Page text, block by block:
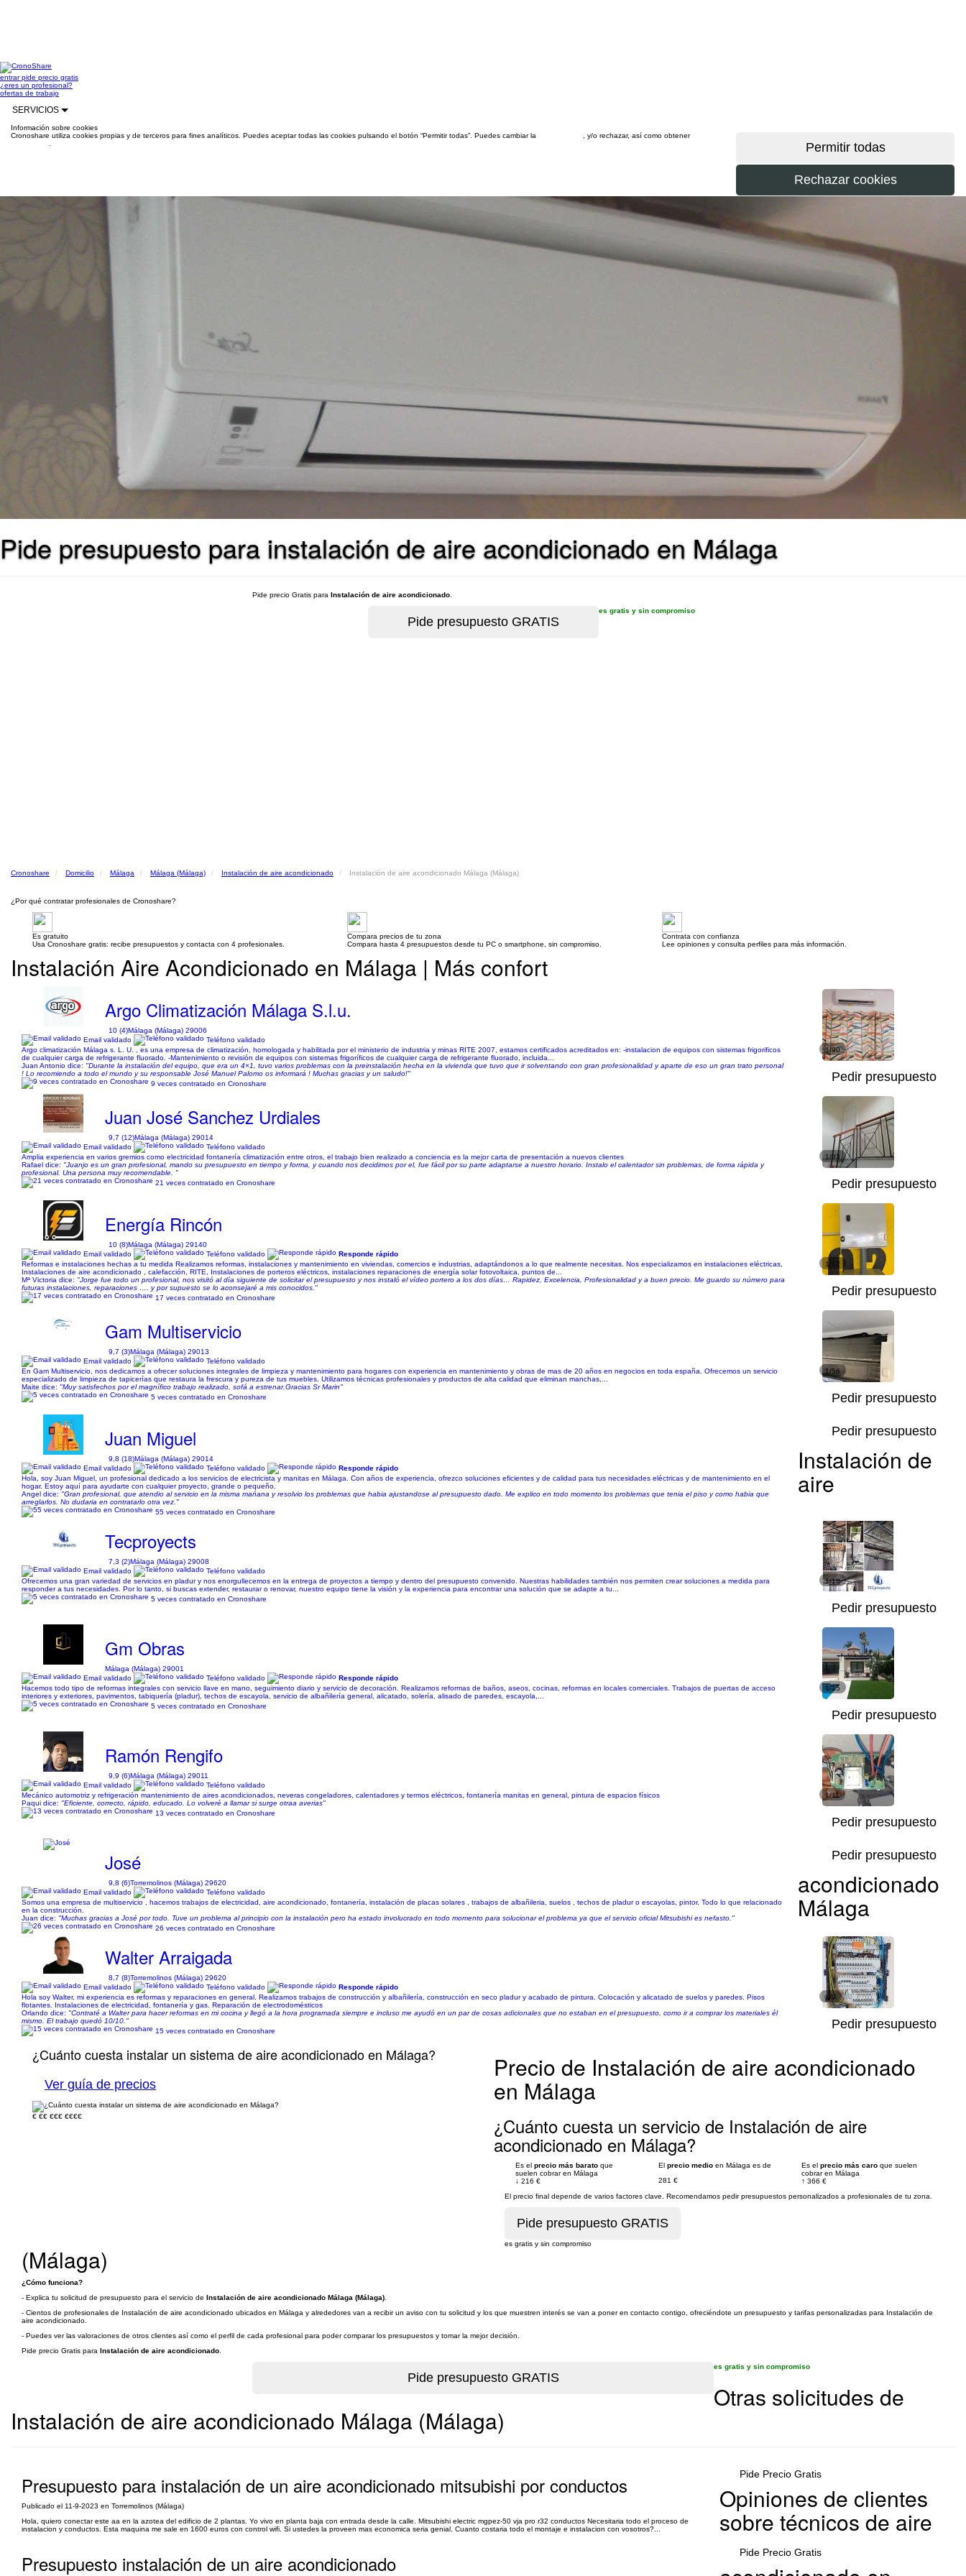
entrarpide precio gratis
¿eres un profesional?
ofertas de trabajo
SERVICIOS
Información sobre cookies
Cronoshare utiliza cookies propias y de terceros para fines analíticos. Puedes aceptar todas las cookies pulsando el botón “Permitir todas”. Puedes cambiar la
, y/o rechazar, así como obtener
Pide presupuesto para instalación de aire acondicionado en Málaga
Pide precio Gratis para Instalación de aire acondicionado
es gratis y sin compromiso
Cronoshare Domicilio Málaga Málaga (Málaga) Instalación de aire acondicionado Instalación de aire acondicionado Málaga (Málaga)
¿Por qué contratar profesionales de Cronoshare?
Es gratuito
Usa Cronoshare gratis: recibe presupuestos y contacta con 4 profesionales.
Compara precios de tu zona
Compara hasta 4 presupuestos desde tu PC o smartphone, sin compromiso.
Contrata con confianza
Lee opiniones y consulta perfiles para más información.
Instalación Aire Acondicionado en Málaga | Más confort
Argo Climatización Málaga S.l.u.
10 (4)Málaga (Málaga) 29006
Email validado
Teléfono validado
Argo climatización Málaga s. L. U. , es una empresa de climatización, homologada y habilitada por el ministerio de industria y minas RITE 2007, estamos certificados acreditados en: -instalacion de equipos con sistemas frigorificos
de cualquier carga de refrigerante fluorado. -Mantenimiento o revisión de equipos con sistemas frigoríficos de cualquier carga de refrigerante fluorado, incluida...
Juan Antonio dice: "Durante la instalación del equipo, que era un 4×1, tuvo varios problemas con la preinstalación hecha en la vivienda que tuvo que ir solventando con gran profesionalidad y aparte de eso un gran trato personal
! Lo recomiendo a todo el mundo y su responsable José Manuel Palomo os informará ! Muchas gracias y un saludo!"
9 veces contratado en Cronoshare
1/90
Pedir presupuesto
Juan José Sanchez Urdiales
9,7 (12)Málaga (Málaga) 29014
Email validado
Teléfono validado
Amplia experiencia en varios gremios como electricidad fontanería climatización entre otros, el trabajo bien realizado a conciencia es la mejor carta de presentación a nuevos clientes
Rafael dice: "Juanjo es un gran profesional, mando su presupuesto en tiempo y forma, y cuando nos decidimos por el, fue fácil por su parte adaptarse a nuestro horario. Instalo el calentador sin problemas, de forma rápida y
profesional. Una persona muy recomendable. "
21 veces contratado en Cronoshare
1/33
Pedir presupuesto
Energía Rincón
10 (8)Málaga (Málaga) 29140
Email validado
Teléfono validado
Responde rápido
Reformas e instalaciones hechas a tu medida Realizamos reformas, instalaciones y mantenimiento en viviendas, comercios e industrias, adaptándonos a lo que realmente necesitas. Nos especializamos en instalaciones eléctricas,
Instalaciones de aire acondicionado , calefacción, RITE, Instalaciones de porteros eléctricos, instalaciones reparaciones de energía solar fotovoltaica, puntos de...
Mª Victoria dice: "Jorge fue todo un profesional, nos visitó al día siguiente de solicitar el presupuesto y nos instaló el vídeo portero a los dos días… Rapidez, Excelencia, Profesionalidad y a buen precio. Me guardo su número para
futuras instalaciones, reparaciones …. y por supuesto se lo aconsejaré a mis conocidos."
17 veces contratado en Cronoshare
1/12
Pedir presupuesto
Gam Multiservicio
9,7 (3)Málaga (Málaga) 29013
Email validado
Teléfono validado
En Gam Multiservicio, nos dedicamos a ofrecer soluciones integrales de limpieza y mantenimiento para hogares con experiencia en mantenimiento y obras de mas de 20 años en negocios en toda españa. Ofrecemos un servicio
especializado de limpieza de tapicerías que restaura la frescura y pureza de tus muebles. Utilizamos técnicas profesionales y productos de alta calidad que eliminan manchas,...
Maite dice: "Muy satisfechos por el magnífico trabajo realizado, sofá a estrenar.Gracias Sr Marin"
5 veces contratado en Cronoshare
1/56
Pedir presupuesto
Juan Miguel
9,8 (18)Málaga (Málaga) 29014
Email validado
Teléfono validado
Responde rápido
Hola, soy Juan Miguel, un profesional dedicado a los servicios de electricista y manitas en Málaga. Con años de experiencia, ofrezco soluciones eficientes y de calidad para tus necesidades eléctricas y de mantenimiento en el
hogar. Estoy aquí para ayudarte con cualquier proyecto, grande o pequeño.
Angel dice: "Gran profesional, que atendio al servicio en la misma mańana y resolvio los problemas que habia ajustandose al presupuesto dado. Me explico en todo momento los problemas que tenia el piso y como habia que
arreglarlos. No dudaria en contratarlo otra vez."
55 veces contratado en Cronoshare
Pedir presupuesto
Tecproyects
7,3 (2)Málaga (Málaga) 29008
Email validado
Teléfono validado
Ofrecemos una gran variedad de servicios en pladur y nos enorgullecemos en la entrega de proyectos a tiempo y dentro del presupuesto convenido. Nuestras habilidades también nos permiten crear soluciones a medida para
responder a tus necesidades. Por lo tanto, si buscas extender, restaurar o renovar, nuestro equipo tiene la visión y la experiencia para encontrar una solución que se adapte a tu...
5 veces contratado en Cronoshare
1/18
Pedir presupuesto
Gm Obras
Málaga (Málaga) 29001
Email validado
Teléfono validado
Responde rápido
Hacemos todo tipo de reformas integrales con servicio llave en mano, seguimiento diario y servicio de decoración. Realizamos reformas de baños, aseos, cocinas, reformas en locales comerciales. Trabajos de puertas de acceso
interiores y exteriores, pavimentos, tabiquería (pladur), techos de escayola, servicio de albañilería general, alicatado, solería, alisado de paredes, escayola,...
5 veces contratado en Cronoshare
1/15
Pedir presupuesto
Ramón Rengifo
9,9 (6)Málaga (Málaga) 29011
Email validado
Teléfono validado
Mecánico automotriz y refrigeración mantenimiento de aires acondicionados, neveras congeladores, calentadores y termos eléctricos, fontanería manitas en general, pintura de espacios físicos
Paqui dice: "Eficiente, correcto, rápido, educado. Lo volveré a llamar si surge otraa averias"
13 veces contratado en Cronoshare
1/11
Pedir presupuesto
José
9,8 (6)Torremolinos (Málaga) 29620
Email validado
Teléfono validado
Somos una empresa de multiservicio , hacemos trabajos de electricidad, aire acondicionado, fontanería, instalación de placas solares , trabajos de albañileria, suelos , techos de pladur o escayolas, pintor. Todo lo que relacionado
en la construcción.
Juan dice: "Muchas gracias a José por todo. Tuve un problema al principio con la instalación pero ha estado involucrado en todo momento para solucionar el problema ya que el servicio oficial Mitsubishi es nefasto."
26 veces contratado en Cronoshare
Pedir presupuesto
Walter Arraigada
8,7 (8)Torremolinos (Málaga) 29620
Email validado
Teléfono validado
Responde rápido
Hola soy Walter, mi experiencia es reformas y reparaciones en general. Realizamos trabajos de construcción y albañilería, construcción en seco pladur y acabado de pintura. Colocación y alicatado de suelos y paredes. Pisos
flotantes. Instalaciones de electricidad, fontanería y gas. Reparación de electrodomésticos
Orlando dice: "Contraté a Walter para hacer reformas en mi cocina y llegó a la hora programada siempre e incluso me ayudó en un par de cosas adicionales que no estaban en el presupuesto, como ir a comprar los materiales él
mismo. El trabajo quedó 10/10."
15 veces contratado en Cronoshare
1/3
Pedir presupuesto
¿Cuánto cuesta instalar un sistema de aire acondicionado en Málaga?
Ver guía de precios
€ €€ €€€ €€€€
Precio de Instalación de aire acondicionado
en Málaga
¿Cuánto cuesta un servicio de Instalación de aire
acondicionado en Málaga?
Es el precio más barato que
suelen cobrar en Málaga
↓ 216 €
El precio medio en Málaga es de
281 €
Es el precio más caro que suelen
cobrar en Málaga
↑ 366 €
El precio final depende de varios factores clave. Recomendamos pedir presupuestos personalizados a profesionales de tu zona.
es gratis y sin compromiso
Instalación de
aire
acondicionado
Málaga
(Málaga)
¿Cómo funciona?
- Explica tu solicitud de presupuesto para el servicio de Instalación de aire acondicionado Málaga (Málaga)
- Cientos de profesionales de Instalación de aire acondicionado ubicados en Málaga y alrededores van a recibir un aviso con tu solicitud y los que muestren interés se van a poner en contacto contigo, ofreciéndote un presupuesto y tarifas personalizadas para Instalación de
aire acondicionado.
- Puedes ver las valoraciones de otros clientes así como el perfil de cada profesional para poder comparar los presupuestos y tomar la mejor decisión.
Pide precio Gratis para Instalación de aire acondicionado
es gratis y sin compromiso
Otras solicitudes de
Instalación de aire acondicionado Málaga (Málaga)
Presupuesto para instalación de un aire acondicionado mitsubishi por conductos
Publicado el 11-9-2023 en Torremolinos (Málaga)
Hola, quiero conectar este aa en la azotea del edificio de 2 plantas. Yo vivo en planta baja con entrada desde la calle. Mitsubishi electric mgpez-50 vja pro r32 conductos Necesitaria todo el proceso de
instalacion y conductos. Esta maquina me sale en 1600 euros con control wifi. Si ustedes la proveen mas economica seria genial. Cuanto costaria todo el montaje e instalacion con vosotros?...
Pide Precio Gratis
Presupuesto instalación de un aire acondicionado Pide Precio Gratis
Opiniones de clientes
sobre técnicos de aire